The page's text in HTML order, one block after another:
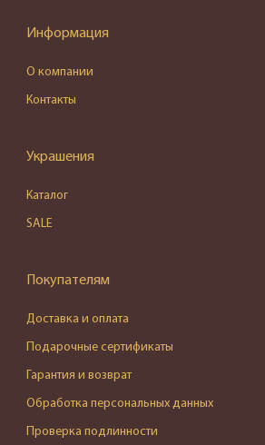
Информация
О компании
Контакты
Украшения
Каталог
SALE
Покупателям
Доставка и оплата
Подарочные сертификаты
Гарантия и возврат
Обработка персональных данных
Проверка подлинности